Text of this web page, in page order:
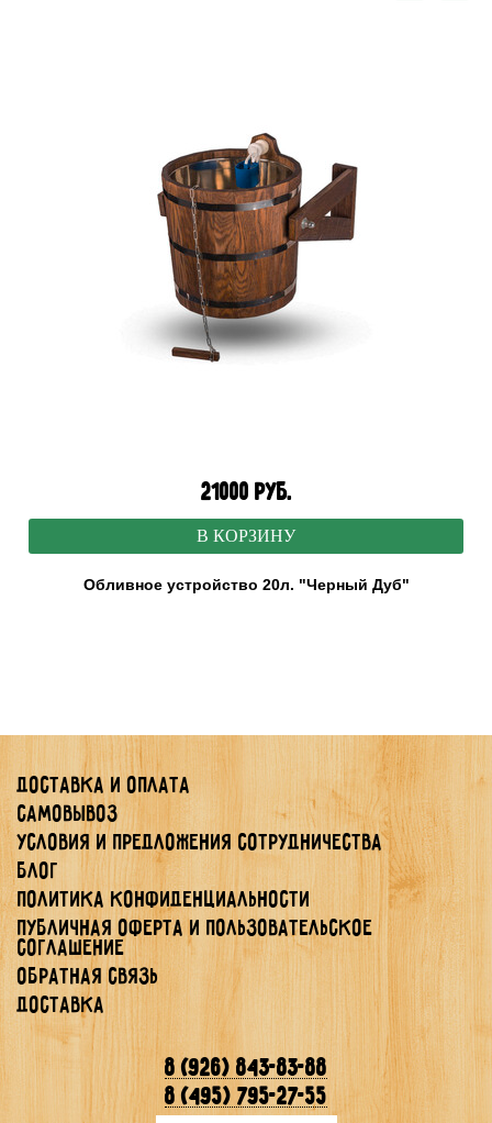
21000 руб.
В КОРЗИНУ
Обливное устройство 20л. "Черный Дуб"
Доставка и оплата
Самовывоз
Условия и предложения сотрудничества
Блог
Политика конфиденциальности
Публичная Оферта и Пользовательское
Соглашение
Обратная связь
Доставка
8 (926) 843-83-88
8 (495) 795-27-55